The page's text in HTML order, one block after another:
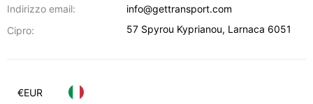
Indirizzo email:
info@gettransport.com
Cipro:
57 Spyrou Kyprianou, Larnaca 6051
€EUR